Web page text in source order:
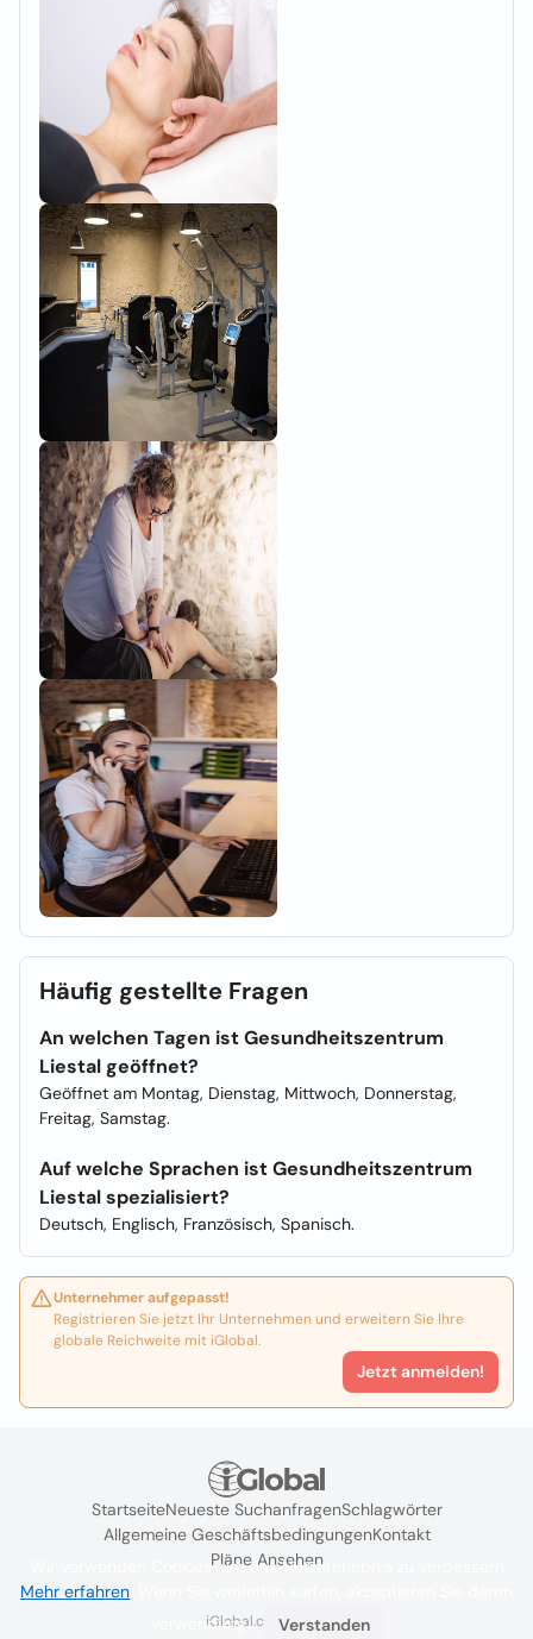
Häufig gestellte Fragen
An welchen Tagen ist Gesundheitszentrum
Liestal geöffnet?
Geöffnet am Montag, Dienstag, Mittwoch, Donnerstag,
Freitag, Samstag.
Auf welche Sprachen ist Gesundheitszentrum
Liestal spezialisiert?
Deutsch, Englisch, Französisch, Spanisch.
Unternehmer aufgepasst!
Registrieren Sie jetzt Ihr Unternehmen und erweitern Sie Ihre
globale Reichweite mit iGlobal.
Jetzt anmelden!
StartseiteNeueste SuchanfragenSchlagwörter
Allgemeine GeschäftsbedingungenKontakt
Pläne Ansehen
iGlobal.co @ 2024
Wir verwenden Cookies, um das Nutzererlebnis zu verbessern
Mehr erfahren
Verwendung.
Verstanden